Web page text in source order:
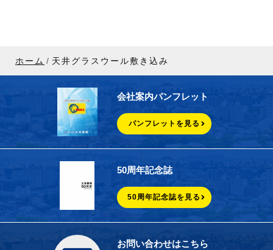
ホーム 天井グラスウール敷き込み
会社案内パンフレット
パンフレットを見る
50周年記念誌
50周年記念誌を見る
お問い合わせはこちら